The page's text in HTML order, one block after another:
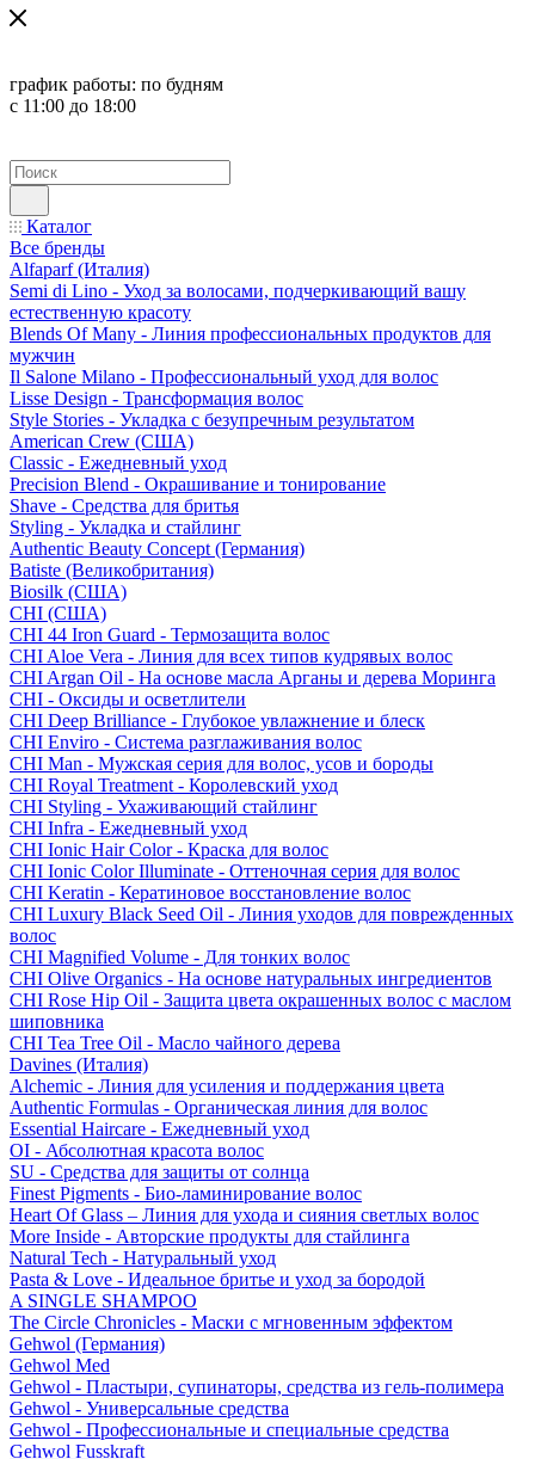
график работы: по будням
с 11:00 до 18:00
Каталог
Все бренды
Alfaparf (Италия)
Semi di Lino - Уход за волосами, подчеркивающий вашу
естественную красоту
Blends Of Many - Линия профессиональных продуктов для
мужчин
Il Salone Milano - Профессиональный уход для волос
Lisse Design - Трансформация волос
Style Stories - Укладка с безупречным результатом
American Crew (США)
Classic - Ежедневный уход
Precision Blend - Окрашивание и тонирование
Shave - Средства для бритья
Styling - Укладка и стайлинг
Authentic Beauty Concept (Германия)
Batiste (Великобритания)
Biosilk (США)
CHI (США)
CHI 44 Iron Guard - Термозащита волос
CHI Aloe Vera - Линия для всех типов кудрявых волос
CHI Argan Oil - На основе масла Арганы и дерева Моринга
CHI - Оксиды и осветлители
CHI Deep Brilliance - Глубокое увлажнение и блеск
CHI Enviro - Система разглаживания волос
CHI Man - Мужская серия для волос, усов и бороды
CHI Royal Treatment - Королевский уход
CHI Styling - Ухаживающий стайлинг
CHI Infra - Ежедневный уход
CHI Ionic Hair Color - Краска для волос
CHI Ionic Color Illuminate - Оттеночная серия для волос
CHI Keratin - Кератиновое восстановление волос
CHI Luxury Black Seed Oil - Линия уходов для поврежденных
волос
CHI Magnified Volume - Для тонких волос
CHI Olive Organics - На основе натуральных ингредиентов
CHI Rose Hip Oil - Защита цвета окрашенных волос с маслом
шиповника
CHI Tea Tree Oil - Масло чайного дерева
Davines (Италия)
Alchemic - Линия для усиления и поддержания цвета
Authentic Formulas - Органическая линия для волос
Essential Haircare - Eжедневный уход
OI - Абсолютная красота волос
SU - Средства для защиты от солнца
Finest Pigments - Био-ламинирование волос
Heart Of Glass – Линия для ухода и сияния светлых волос
More Inside - Авторские продукты для стайлинга
Natural Tech - Натуральный уход
Pasta & Love - Идеальное бритье и уход за бородой
A SINGLE SHAMPOO
The Circle Chronicles - Маски с мгновенным эффектом
Gehwol (Германия)
Gehwol Med
Gehwol - Пластыри, супинаторы, средства из гель-полимера
Gehwol - Универсальные средства
Gehwol - Профессиональные и специальные средства
Gehwol Fusskraft